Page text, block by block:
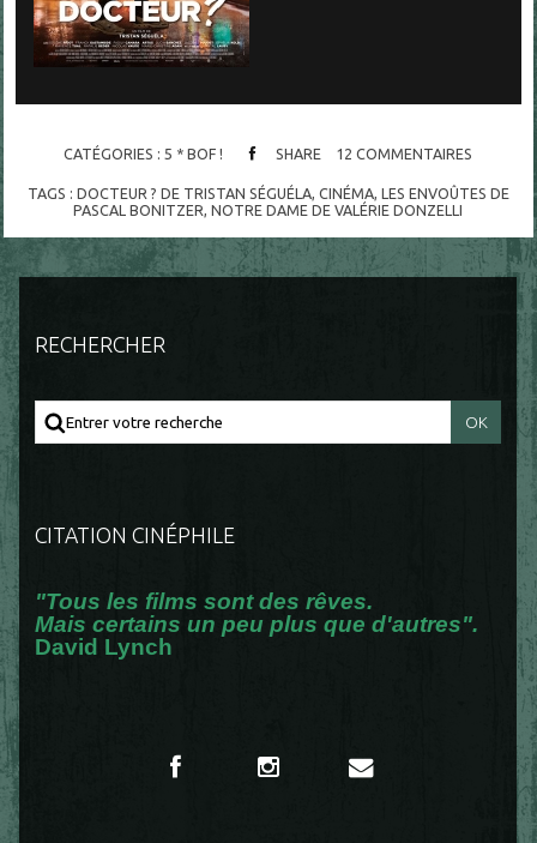
CATÉGORIES : 5 * BOF ! SHARE 12 COMMENTAIRES
TAGS : DOCTEUR ? DE TRISTAN SÉGUÉLA, CINÉMA, LES ENVOÛTES DE
PASCAL BONITZER,NOTRE DAME DE VALÉRIE DONZELLI
RECHERCHER
CITATION CINÉPHILE
"Tous les films sont des rêves.
Mais certains un peu plus que d'autres".
David Lynch